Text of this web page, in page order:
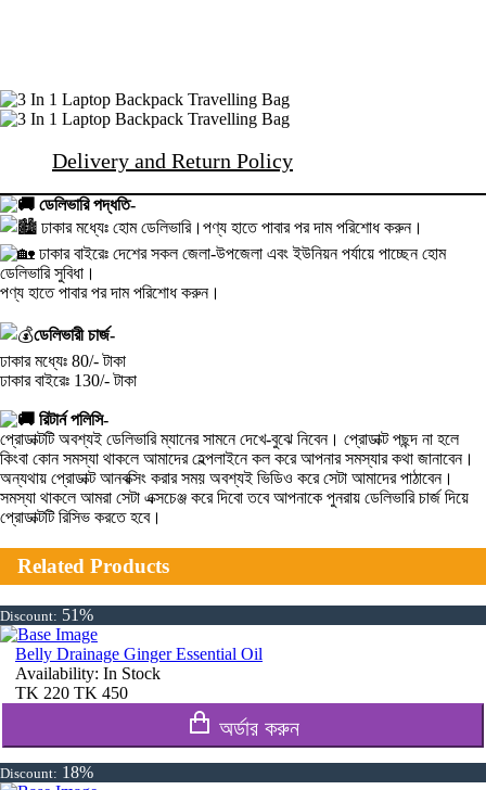
Delivery and Return Policy
ডেলিভারি পদ্ধতি-
ঢাকার মধ্যেঃ হোম ডেলিভারি।পণ্য হাতে পাবার পর দাম পরিশোধ করুন।
ঢাকার বাইরেঃ দেশের সকল জেলা-উপজেলা এবং ইউনিয়ন পর্যায়ে পাচ্ছেন হোম
ডেলিভারি সুবিধা।
পণ্য হাতে পাবার পর দাম পরিশোধ করুন।
ডেলিভারী চার্জ-
ঢাকার মধ্যেঃ 80/- টাকা
ঢাকার বাইরেঃ 130/- টাকা
রিটার্ন পলিসি-
প্রোডাক্টটি অবশ্যই ডেলিভারি ম্যানের সামনে দেখে-বুঝে নিবেন। প্রোডাক্ট পছন্দ না হলে
কিংবা কোন সমস্যা থাকলে আমাদের হেল্পলাইনে কল করে আপনার সমস্যার কথা জানাবেন।
অন্যথায় প্রোডাক্ট আনবক্সিং করার সময় অবশ্যই ভিডিও করে সেটা আমাদের পাঠাবেন।
সমস্যা থাকলে আমরা সেটা এক্সচেঞ্জ করে দিবো তবে আপনাকে পুনরায় ডেলিভারি চার্জ দিয়ে
প্রোডাক্টটি রিসিভ করতে হবে।
Related Products
Discount: 51%
Belly Drainage Ginger Essential Oil
Availability: In Stock
TK 220 TK 450
অর্ডার করুন
Discount: 18%